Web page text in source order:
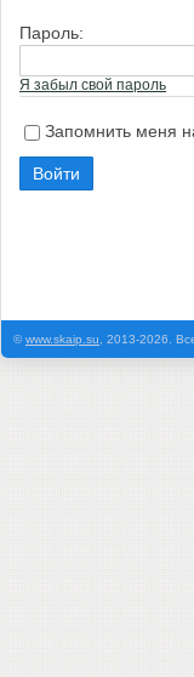
Пароль:
Я забыл свой пароль
Запомнить меня
©www.skaip.su , 2013-2026.